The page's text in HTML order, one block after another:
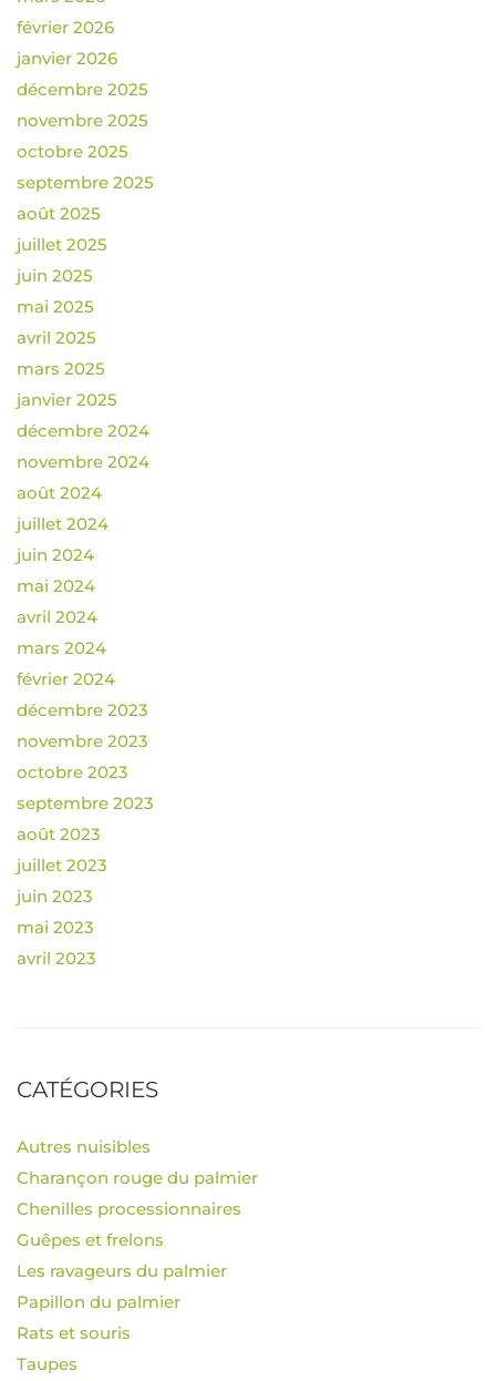
février 2026
janvier 2026
décembre 2025
novembre 2025
octobre 2025
septembre 2025
août 2025
juillet 2025
juin 2025
mai 2025
avril 2025
mars 2025
janvier 2025
décembre 2024
novembre 2024
août 2024
juillet 2024
juin 2024
mai 2024
avril 2024
mars 2024
février 2024
décembre 2023
novembre 2023
octobre 2023
septembre 2023
août 2023
juillet 2023
juin 2023
mai 2023
avril 2023
CATÉGORIES
Autres nuisibles
Charançon rouge du palmier
Chenilles processionnaires
Guêpes et frelons
Les ravageurs du palmier
Papillon du palmier
Rats et souris
Taupes